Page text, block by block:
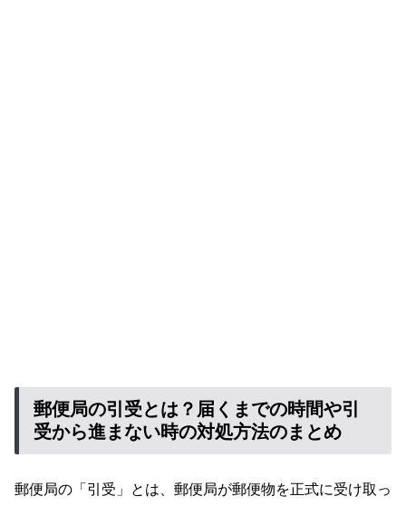
郵便局の引受とは？届くまでの時間や引
受から進まない時の対処方法のまとめ
郵便局の「引受」とは、郵便局が郵便物を正式に受け取っ